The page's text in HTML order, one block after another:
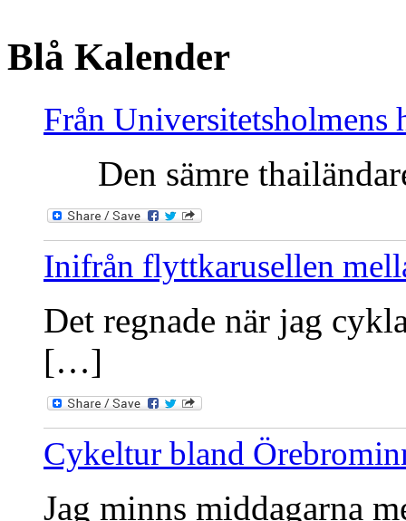
Blå Kalender
Från Universitetsholmens
Den sämre
Inifrån flyttkarusellen
Det regnade när jag
[…]
Cykeltur bland
Jag minns middagarna